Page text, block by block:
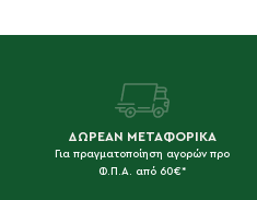
ΔΩΡΕΑΝ ΜΕΤΑΦΟΡΙΚΑ
Για πραγματοποίηση αγορών προ
Φ.Π.Α. από 60€*